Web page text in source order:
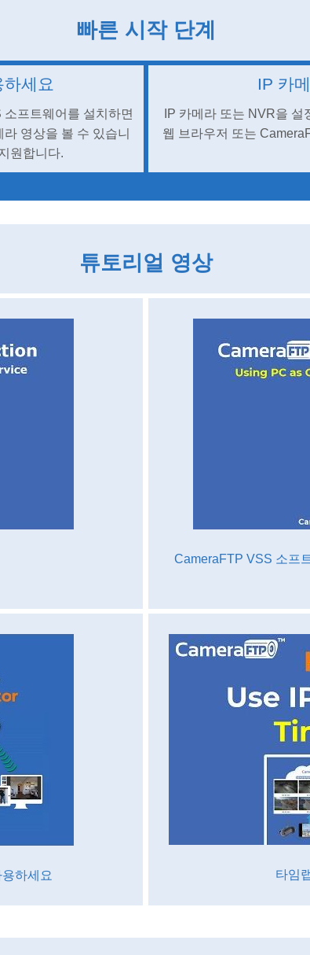
빠른 시작 단계
세요
프트웨어를 설치하면
영상을 볼 수 있습니
원합니다.
IP 카
IP 카메라 또는 NVR을
웹 브라우저 또는
튜토리얼 영상
CameraFTP VSS 소프
하세요 타임